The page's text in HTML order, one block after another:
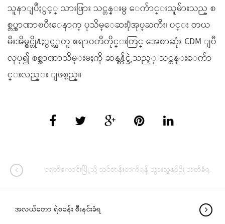
သူနာျပဳႏွင့္ သားဖြား သင္တန္းမွ ေက်ာင္းသူမ်ားသည္ စ
စ္တပ္အာဏာၿပီးေနာက္ ပုသိမ္ေဆး႐ုံအုပ္ႀကီး၊ ပင္း တယ
မီးအိမ္ရွင္တို႔ႏွင့္အတူ ဧရာဝတီတိုင္းတြင္ အေစာဆုံး CDM ျပဳ
လုပ္၍ စစ္အာဏာသိမ္းမႈကို ဆန႔္က်င္ခဲ့သည့္ သင္တန္းေက်ာ
င္းလည္း ျဖစ္သည္။
ငရုတ်ကောင်းမြို့သို့ သင်တန်းတက်ရန် သွားသူနှစ်ဦး သတ်ခံရ
အလယ်တော ရဲစခန်း စီးနင်းခံရ